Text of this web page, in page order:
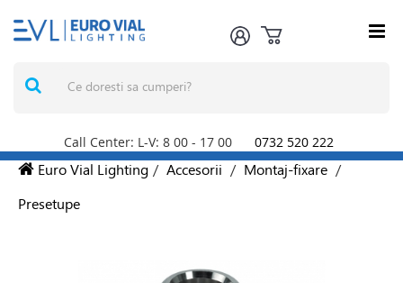
Call Center: L-V: 8 00 - 17 00 0732 520 222
Euro Vial Lighting / Accesorii / Montaj-fixare /
Presetupe